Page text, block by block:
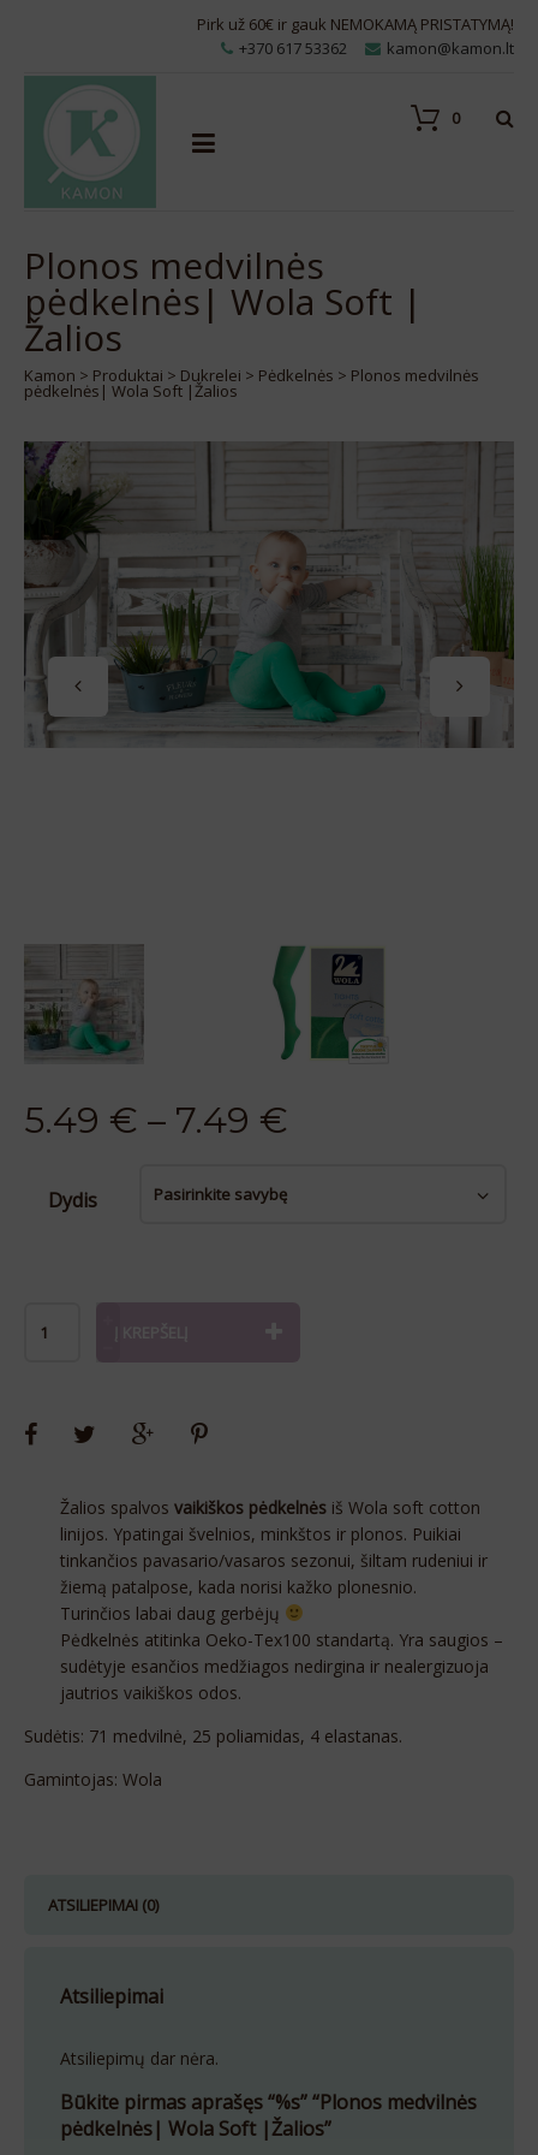
Pirk už 60€ ir gauk NEMOKAMĄ PRISTATYMĄ!
+370 617 53362
kamon@kamon.lt
0
Plonos medvilnės
pėdkelnės| Wola Soft |
Žalios
Kamon > Produktai > Dukrelei > Pėdkelnės > Plonos medvilnės
pėdkelnės| Wola Soft |Žalios
5.49 € – 7.49 €
Dydis
Žalios spalvos vaikiškos pėdkelnės iš Wola soft cotton
linijos. Ypatingai švelnios, minkštos ir plonos. Puikiai
tinkančios pavasario/vasaros sezonui, šiltam rudeniui ir
žiemą patalpose, kada norisi kažko plonesnio.
Turinčios labai daug gerbėjų
Pėdkelnės atitinka Oeko-Tex100 standartą. Yra saugios –
sudėtyje esančios medžiagos nedirgina ir nealergizuoja
jautrios vaikiškos odos.
Sudėtis: 71 medvilnė, 25 poliamidas, 4 elastanas.
Gamintojas: Wola
ATSILIEPIMAI (0)
Atsiliepimai
Atsiliepimų dar nėra.
Būkite pirmas aprašęs “%s” “Plonos medvilnės
pėdkelnės| Wola Soft |Žalios”